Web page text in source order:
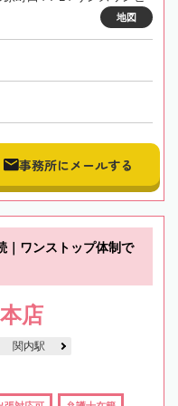
地図
事務所にメールする
｜ワンストップ体制で
店
関内駅